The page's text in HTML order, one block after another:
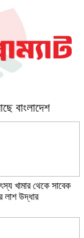
বাংলাদেশ
খামার থেকে সাবেক
লাশ উদ্ধার